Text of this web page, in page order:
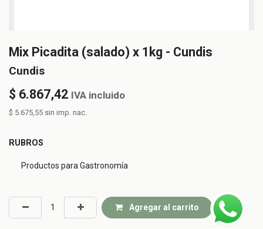
Mix Picadita (salado) x 1kg - Cundis
Cundis
$ 6.867,42 IVA incluido
$ 5.675,55 sin imp. nac.
RUBROS
Productos para Gastronomía
Agregar al carrito